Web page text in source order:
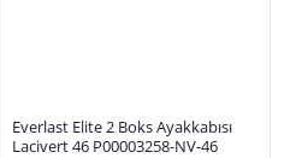
Everlast Elite 2 Boks Ayakkabısı
Lacivert 46 P00003258-NV-46